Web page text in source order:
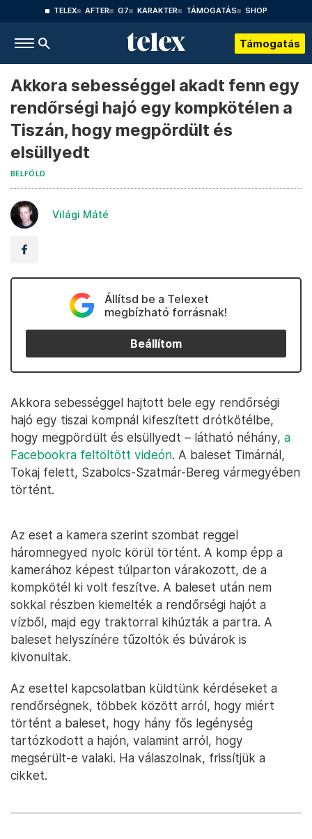
TELEX AFTER G7 KARAKTER TÁMOGATÁS SHOP
Támogatás
Akkora sebességgel akadt fenn egy
rendőrségi hajó egy kompkötélen a
Tiszán, hogy megpördült és
elsüllyedt
BELFÖLD
Világi Máté
Állítsd be a Telexet
megbízható forrásnak!
Beállítom
Akkora sebességgel hajtott bele egy rendőrségi
hajó egy tiszai kompnál kifeszített drótkötélbe,
hogy megpördült és elsüllyedt – látható néhány, a
Facebookra feltöltött videón. A baleset Timárnál,
Tokaj felett, Szabolcs-Szatmár-Bereg vármegyében
történt.
Az eset a kamera szerint szombat reggel
háromnegyed nyolc körül történt. A komp épp a
kamerához képest túlparton várakozott, de a
kompkötél ki volt feszítve. A baleset után nem
sokkal részben kiemelték a rendőrségi hajót a
vízből, majd egy traktorral kihúzták a partra. A
baleset helyszínére tűzoltók és búvárok is
kivonultak.
Az esettel kapcsolatban küldtünk kérdéseket a
rendőrségnek, többek között arról, hogy miért
történt a baleset, hogy hány fős legénység
tartózkodott a hajón, valamint arról, hogy
megsérült-e valaki. Ha válaszolnak, frissítjük a
cikket.